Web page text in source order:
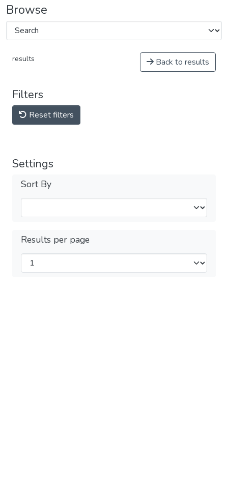
Browse
results Back to results
Filters
Reset filters
Settings
Sort By
Results per page